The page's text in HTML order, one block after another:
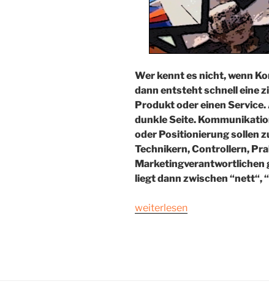
Wer kennt es nicht, wenn
dann entsteht schnell eine
Produkt oder einen
dunkle Seite.
oder Positionierung sollen
Technikern, Controllern,
Marketingverantwortlichen
liegt dann zwischen “nett“,
„PictureIT“
weiterlesen